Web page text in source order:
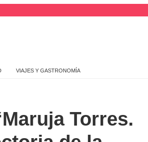
VIAJES Y GASTRONOMÍA
Torres.